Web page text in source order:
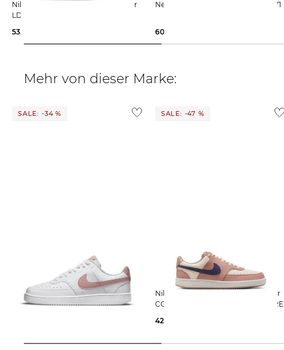
Nike Sportswear | Damen Sneaker
LD-1000
53,39 €
New Balance | Damen Sneaker 471
60,79 €
Mehr von dieser Marke:
SALE: -34 %
Nike Sportswear | Damen Sneaker
COURT VISION LOW NEXT NATURE
SALE: -47 %
Nike Sportswear | Damen Sneaker
COURT VISION LOW NEXT NATURE
42,65 €